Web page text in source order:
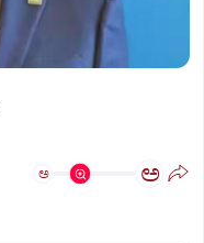
ಅ ಅ